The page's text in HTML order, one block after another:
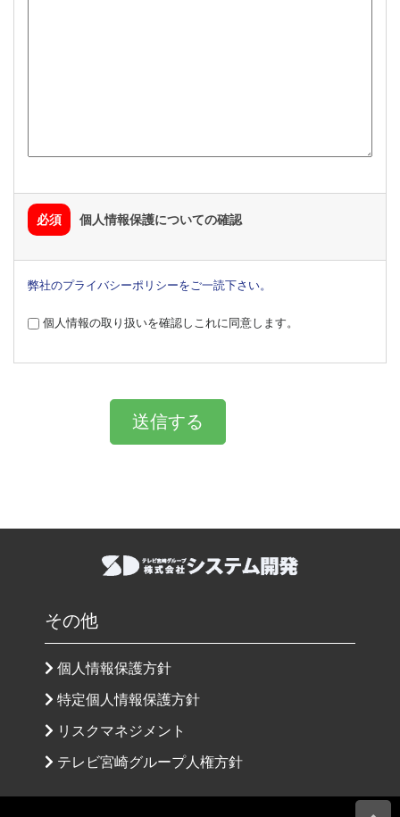
必須 個人情報保護についての確認
弊社のプライバシーポリシーをご一読下さい。
個人情報の取り扱いを確認しこれに同意します。
その他
個人情報保護方針
特定個人情報保護方針
リスクマネジメント
テレビ宮崎グループ人権方針